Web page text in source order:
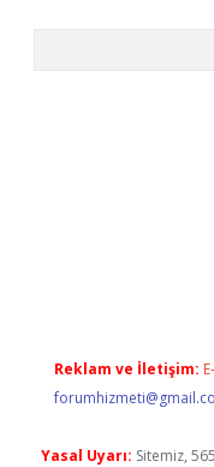
Reklam ve İletişim:
Yasal Uyarı: Sitemiz,